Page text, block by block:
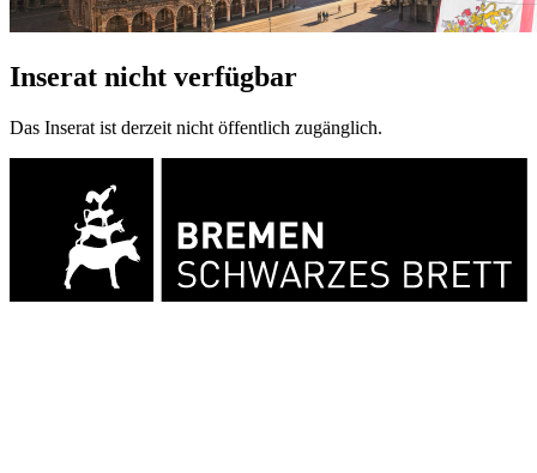
Inserat nicht verfügbar
Das Inserat ist derzeit nicht öffentlich zugänglich.